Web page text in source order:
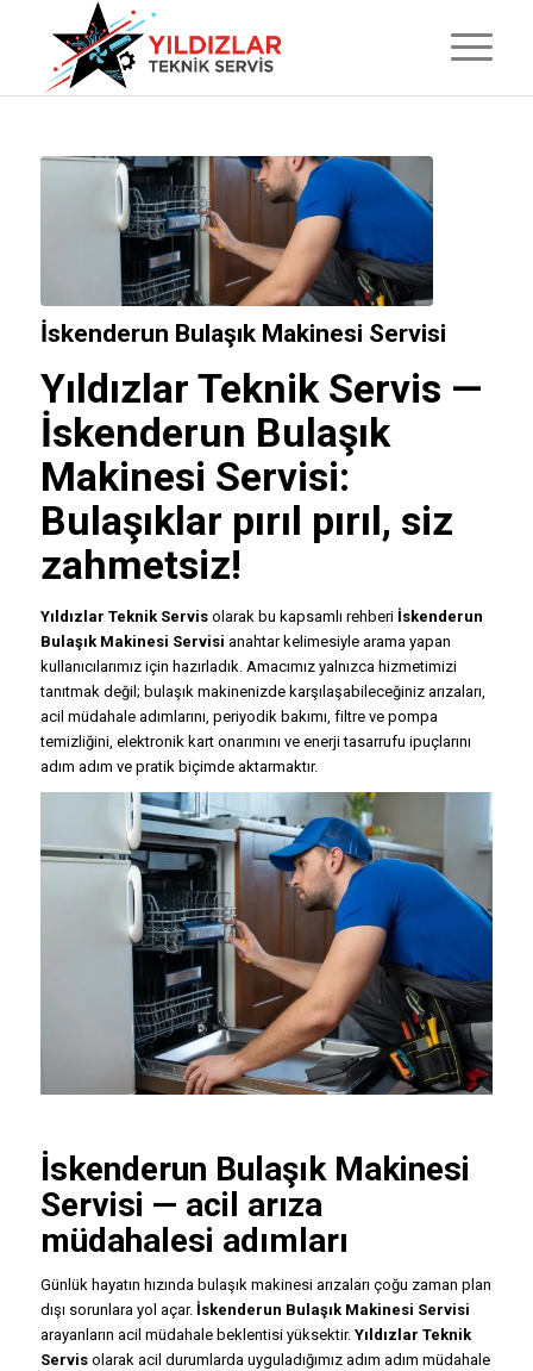
İskenderun Bulaşık Makinesi Servisi
Yıldızlar Teknik Servis —
İskenderun Bulaşık
Makinesi Servisi:
Bulaşıklar pırıl pırıl, siz
zahmetsiz!
Yıldızlar Teknik Servisolarak bu kapsamlı rehberi İskenderun
Bulaşık Makinesi Servisi anahtar kelimesiyle arama yapan
kullanıcılarımız için hazırladık. Amacımız yalnızca hizmetimizi
tanıtmak değil; bulaşık makinenizde karşılaşabileceğiniz arızaları,
acil müdahale adımlarını, periyodik bakımı, filtre ve pompa
temizliğini, elektronik kart onarımını ve enerji tasarrufu ipuçlarını
adım adım ve pratik biçimde aktarmaktır.
İskenderun Bulaşık Makinesi
Servisi — acil arıza
müdahalesi adımları
Günlük hayatın hızında bulaşık makinesi arızaları çoğu zaman plan
dışı sorunlara yol açar. İskenderun Bulaşık Makinesi Servisi
arayanların acil müdahale beklentisi yüksektir. Yıldızlar Teknik
Servisolarak acil durumlarda uyguladığımız adım adım müdahale